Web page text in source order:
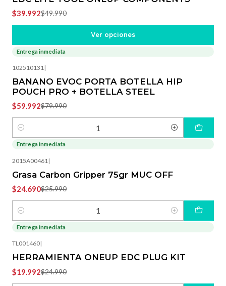
$39.992$49.990
Ver opciones
-25%
Entrega inmediata
102510131|
BANANO EVOC PORTA BOTELLA HIP
POUCH PRO + BOTELLA STEEL
$59.992$79.990
Cantidad
Entrega inmediata
2015A00461 |
Grasa Carbon Gripper 75gr MUC OFF
$24.690$25.990
Cantidad
-20%
Entrega inmediata
TL001460|
HERRAMIENTA ONEUP EDC PLUG KIT
$19.992$24.990